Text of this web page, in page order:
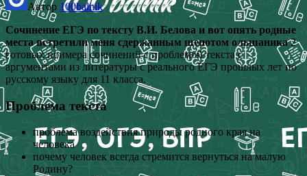
Автор 100balnik
Сочинение ЕГЭ по тексту В.И. Белова и вот опять родные
места встретили меня сдержанным шепотом ольшаника2
готовых примера сочинений с проблемой текста с
аргументами из литературы с реального ЕГЭ прошлых лет по
русскому языку для 11 класса.
Проблема текста
проблема воздействия природы родного края на
человека
почему человек всегда стремится вернуться на малую
Родину?